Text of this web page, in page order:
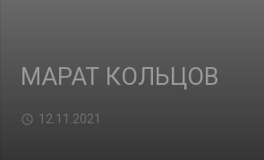
МАРАТ КОЛЬЦОВ
12.11.2021